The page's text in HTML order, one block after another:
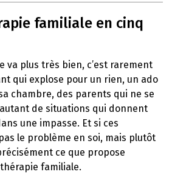
familiale en cinq
va plus très bien, c’est rarement
qui explose pour un rien, un ado
chambre, des parents qui ne se
de situations qui donnent
une impasse. Et si ces
le problème en soi, mais plutôt
ce que propose
familiale.